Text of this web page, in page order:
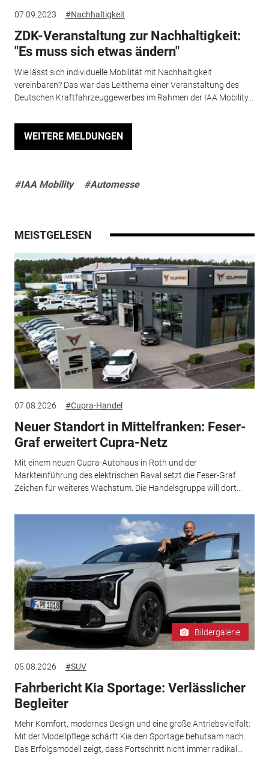
07.09.2023 #Nachhaltigkeit
ZDK-Veranstaltung zur Nachhaltigkeit:
"Es muss sich etwas ändern"
Wie lässt sich individuelle Mobilität mit Nachhaltigkeit
vereinbaren? Das war das Leitthema einer Veranstaltung des
Deutschen Kraftfahrzeuggewerbes im Rahmen der IAA Mobility...
WEITERE MELDUNGEN
#IAA Mobility #Automesse
MEISTGELESEN
07.08.2026 #Cupra-Handel
Neuer Standort in Mittelfranken: Feser-
Graf erweitert Cupra-Netz
Mit einem neuen Cupra-Autohaus in Roth und der
Markteinführung des elektrischen Raval setzt die Feser-Graf
Zeichen für weiteres Wachstum. Die Handelsgruppe will dort...
Bildergalerie
05.08.2026 #SUV
Fahrbericht Kia Sportage: Verlässlicher
Begleiter
Mehr Komfort, modernes Design und eine große Antriebsvielfalt:
Mit der Modellpflege schärft Kia den Sportage behutsam nach.
Das Erfolgsmodell zeigt, dass Fortschritt nicht immer radikal...